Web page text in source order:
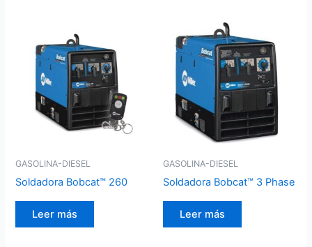
GASOLINA-DIESEL
Soldadora Bobcat™ 260
Leer más
GASOLINA-DIESEL
Soldadora Bobcat™ 3 Phase
Leer más